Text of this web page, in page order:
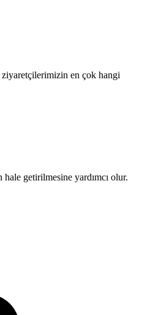
ziyaretçilerimizin en çok hangi
getirilmesine yardımcı olur.